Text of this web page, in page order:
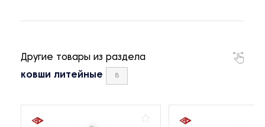
Другие товары из раздела
ковши литейные 8